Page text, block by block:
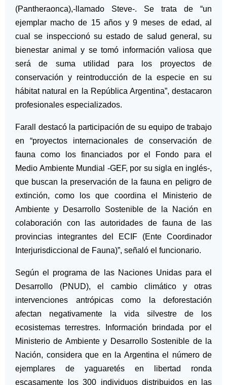
(Pantheraonca),-llamado Steve-. Se trata de “un
ejemplar macho de 15 años y 9 meses de edad, al
cual se inspeccionó su estado de salud general, su
bienestar animal y se tomó información valiosa que
será de suma utilidad para los proyectos de
conservación y reintroducción de la especie en su
hábitat natural en la República Argentina”, destacaron
profesionales especializados.
Farall destacó la participación de su equipo de trabajo
en “proyectos internacionales de conservación de
fauna como los financiados por el Fondo para el
Medio Ambiente Mundial -GEF, por su sigla en inglés-,
que buscan la preservación de la fauna en peligro de
extinción, como los que coordina el Ministerio de
Ambiente y Desarrollo Sostenible de la Nación en
colaboración con las autoridades de fauna de las
provincias integrantes del ECIF (Ente Coordinador
Interjurisdiccional de Fauna)”, señaló el funcionario.
Según el programa de las Naciones Unidas para el
Desarrollo (PNUD), el cambio climático y otras
intervenciones antrópicas como la deforestación
afectan negativamente la vida silvestre de los
ecosistemas terrestres. Información brindada por el
Ministerio de Ambiente y Desarrollo Sostenible de la
Nación, considera que en la Argentina el número de
ejemplares de yaguaretés en libertad ronda
escasamente los 300 individuos distribuidos en las